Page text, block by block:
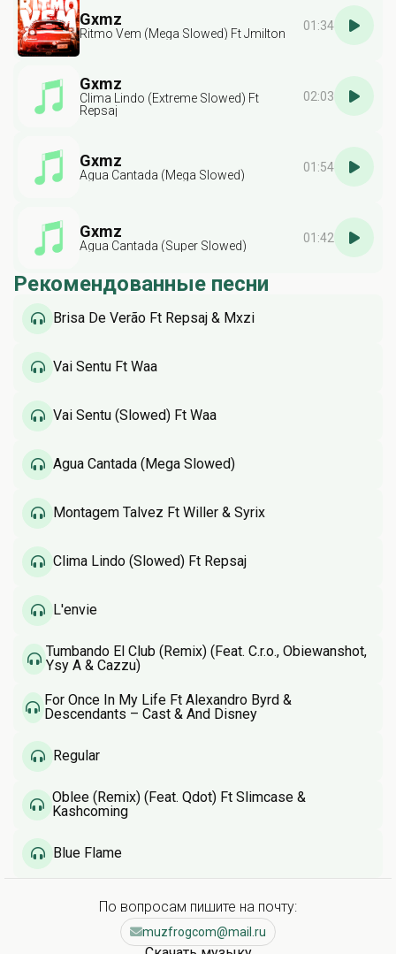
Gxmz
Ritmo Vem (Mega Slowed) Ft Jmilton
01:34
Gxmz
Clima Lindo (Extreme Slowed) Ft
Repsaj
02:03
Gxmz
Agua Cantada (Mega Slowed)
01:54
Gxmz
Agua Cantada (Super Slowed)
01:42
Рекомендованные песни
Brisa De Verão Ft Repsaj & Mxzi
Vai Sentu Ft Waa
Vai Sentu (Slowed) Ft Waa
Agua Cantada (Mega Slowed)
Montagem Talvez Ft Willer & Syrix
Clima Lindo (Slowed) Ft Repsaj
L'envie
Tumbando El Club (Remix) (Feat. C.r.o., Obiewanshot,
Ysy A & Cazzu)
For Once In My Life Ft Alexandro Byrd &
Descendants – Cast & And Disney
Regular
Oblee (Remix) (Feat. Qdot) Ft Slimcase &
Kashcoming
Blue Flame
По вопросам пишите на почту:
muzfrogcom@mail.ru